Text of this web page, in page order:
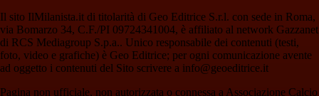
Il sito IlMilanista.it di titolarità di Geo Editrice S.r.l. con sede in Roma,
via Bomarzo 34, C.F./PI 09724341004, è affiliato al network Gazzanet
di RCS Mediagroup S.p.a.. Unico responsabile dei contenuti (testi,
foto, video e grafiche) è Geo Editrice; per ogni comunicazione avente
ad oggetto i contenuti del Sito scrivere a info@geoeditrice.it
Pagina non ufficiale, non autorizzata o connessa a Associazione Calcio